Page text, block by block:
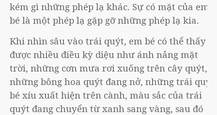
kém gì những phép lạ khác. Sự có mặt của em
bé là một phép lạ gặp gỡ những phép lạ kia.
Khi nhìn sâu vào trái quýt, em bé có thể thấy
được nhiều điều kỳ diệu như ánh nắng mặt
trời, những cơn mưa rơi xuống trên cây quýt,
những bông hoa quýt đang nở, những trái quýt
bé xíu xuất hiện trên cành, màu sắc của trái
quýt đang chuyển từ xanh sang vàng, sau đó